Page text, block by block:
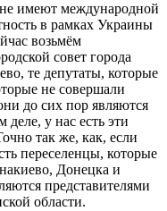
имеют международной
в рамках Украины
возьмём
совет города
те депутаты, которые
не совершали
до сих пор являются
у нас есть эти
так же, как, если
переселенцы, которые
Донецка и
представителями
области.